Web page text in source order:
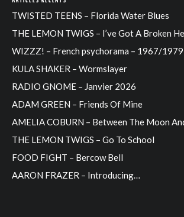
TWISTED TEENS – Florida Water Blues
THE LEMON TWIGS – I’ve Got A Broken
WIZZZ! – French psychorama – 1967/1979
KULA SHAKER – Wormslayer
RADIO GNOME – Janvier 2026
ADAM GREEN – Friends Of Mine
AMELIA COBURN – Between The Moon
THE LEMON TWIGS – Go To School
FOOD FIGHT – Bercow Bell
AARON FRAZER – Introducing…